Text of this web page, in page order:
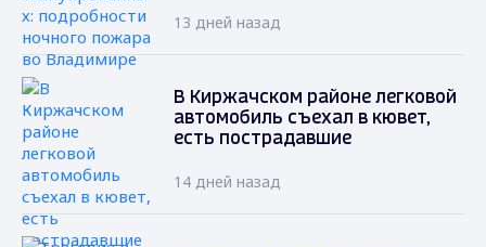
13 дней назад
В Киржачском районе легковой
автомобиль съехал в кювет,
есть пострадавшие
14 дней назад